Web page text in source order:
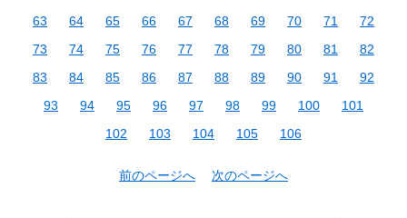
63
64 65 66 67 68 69 70 71
72
73
74 75 76 77 78 79 80 81
82
83
84 85 86 87 88 89 90 91
92
93
94 95 96 97 98 99 100
101
102
103 104 105 106
前のページへ 次のページへ